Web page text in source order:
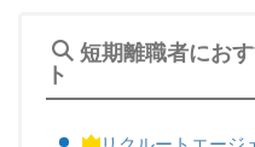
短期離職者にお
ト